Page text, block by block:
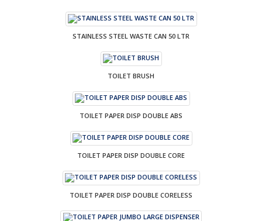
STAINLESS STEEL WASTE CAN 50 LTR
TOILET BRUSH
TOILET PAPER DISP DOUBLE ABS
TOILET PAPER DISP DOUBLE CORE
TOILET PAPER DISP DOUBLE CORELESS